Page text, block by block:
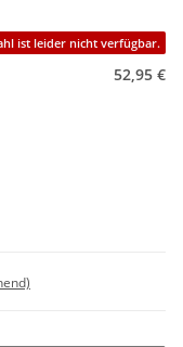
ist leider nicht verfügbar.
52,95 €